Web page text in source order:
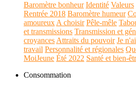
Baromètre bonheur Identité Valeurs
Rentrée 2018 Baromètre humeur
amoureux A choisir Pêle-mêle
et transmissions Transmission et
croyances Attraits du pouvoir Je
travail Personnalité et régionales
MoiJeune Été 2022 Santé et bien-
Consommation